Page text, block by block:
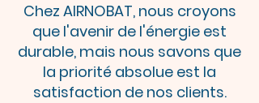
Chez AIRNOBAT, nous croyons
que l'avenir de l'énergie est
durable, mais nous savons que
la priorité absolue est la
satisfaction de nos clients.